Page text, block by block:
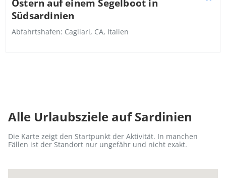
Südsardinien
Abfahrtshafen: Cagliari, CA, Italien
Alle Urlaubsziele auf Sardinien
Die Karte zeigt den Startpunkt der Aktivität. In manchen
Fällen ist der Standort nur ungefähr und nicht exakt.